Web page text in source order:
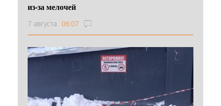
из-за мелочей
7 августа 06:07